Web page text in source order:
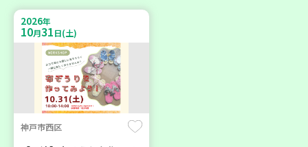
2026年
10月31日(土)
神戸市西区